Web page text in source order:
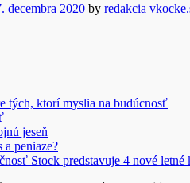
decembra 2020 by redakcia
tých, ktorí myslia na budúcnosť
jeseň
a peniaze?
Stock predstavuje 4 nové letné